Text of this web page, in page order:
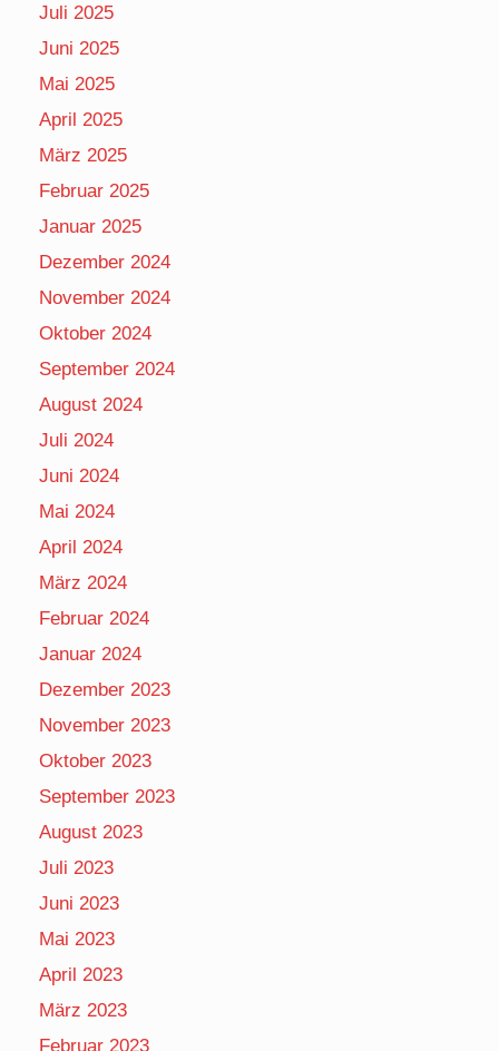
Juli 2025
Juni 2025
Mai 2025
April 2025
März 2025
Februar 2025
Januar 2025
Dezember 2024
November 2024
Oktober 2024
September 2024
August 2024
Juli 2024
Juni 2024
Mai 2024
April 2024
März 2024
Februar 2024
Januar 2024
Dezember 2023
November 2023
Oktober 2023
September 2023
August 2023
Juli 2023
Juni 2023
Mai 2023
April 2023
März 2023
Februar 2023